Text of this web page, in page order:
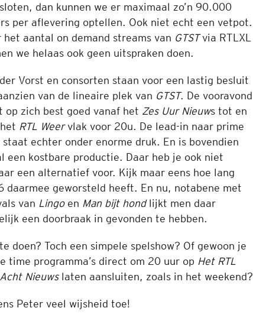
dan kunnen we er maximaal zo’n 90.000
per aflevering optellen. Ook niet echt een vetpot.
het aantal on demand streams van GTSTvia RTLXL
we helaas ook geen uitspraken doen.
Vorst en consorten staan voor een lastig besluit
van de lineaire plek van GTST. De vooravond
op zich best goed vanaf het Zes Uur Nieuws tot en
RTL Weervlak voor 20u. De lead-in naar prime
echter onder enorme druk. En is bovendien
een kostbare productie. Daar heb je ook niet
een alternatief voor. Kijk maar eens hoe lang
daarmee geworsteld heeft. En nu, notabene met
van Lingoen Man bijt hondlijkt men daar
een doorbraak in gevonden te hebben.
doen? Toch een simpele spelshow? Of gewoon je
time programma’s direct om 20 uur op Het RTL
Nieuwslaten aansluiten, zoals in het weekend?
Peter veel wijsheid toe!